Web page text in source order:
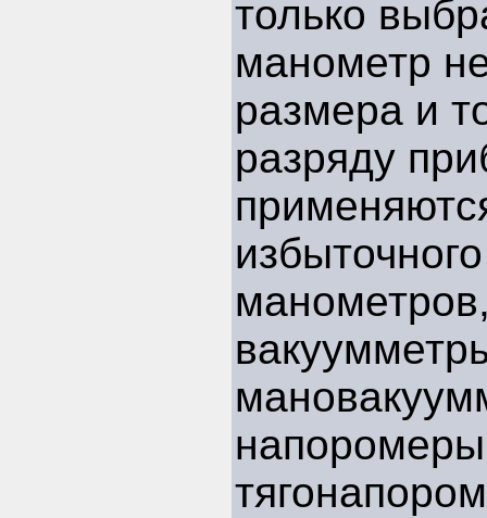
только
манометр
размера и
разряду